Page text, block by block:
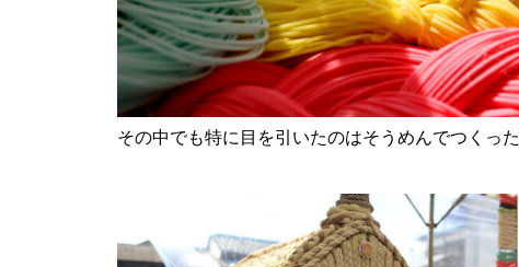
La Vierie（ラヴィリエ）【しま
しまのスポンサー様ご紹介】
その中でも特に目を引いたのはそうめんでつくっ